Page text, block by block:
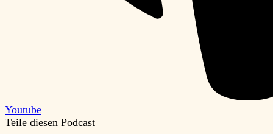
Youtube
Teile diesen Podcast